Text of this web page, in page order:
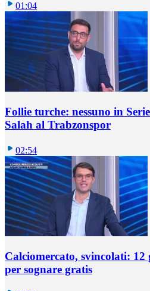
01:04
Follie turche: nessuno in
Salah al Trabzonspor
02:54
Calciomercato, svincolati: 12
per sognare gratis